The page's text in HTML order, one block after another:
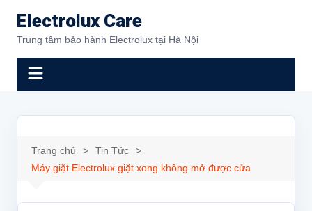
đến
phần
Electrolux Care
Trung tâm bảo hành Electrolux tại Hà Nội
Trang chủ
Tin Tức
Máy giặt Electrolux giặt xong không mở được cửa